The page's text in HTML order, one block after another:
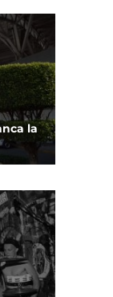
la